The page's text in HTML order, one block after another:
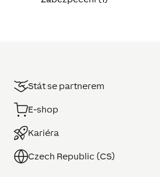
Stát se partnerem
E-shop
Kariéra
Czech Republic (CS)